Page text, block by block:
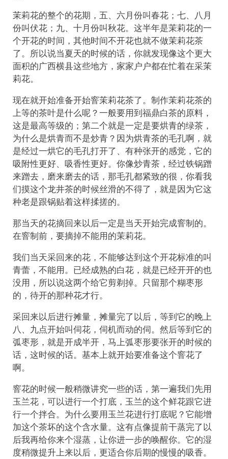
茉莉花的整个的花期，五、六月份叫春花；七、八月
份叫伏花；九、十月份叫秋花。这半年是茉莉花的一
个开花的时间，其他时间不开花也就不做茉莉花茶
了。所以说当夏天的时候的话，你就发现像这个更大
面积的广西横县这些地方，家家户户都在忙着在采茉
莉花。
现在就开始准备开始窨茉莉花茶了。制作茉莉花茶的
上等的茶叶是什么呢？一般要用到福鼎白茶的原料，
这是最高等级的；第二个就是一定是要烘青的绿茶，
为什么是烘青而不是炒青？因为烘青茶的毛孔啊，就
是经过一烘它的毛孔打开了、有种张开的感觉，它的
吸附性更好、吸香性更好。你像炒青茶，经过铁锅蹭
来蹭去，磨来磨去的话，那毛孔都紧致的很，你看我
们摸这个龙井茶的时候丝滑的不得了，就是因为它这
种老是跟锅贴着这样揉搓的。
那当天的花摘回来以后一定是当天开始完成窨制的。
在窨制前，要摘掉不能用的茉莉花。
我们当天采回来的花，不能够达到这个开花标准的叫
青蕾，不能用。已经成熟的白花，就是已经开开的也
没用，所以说这两个给它剪剃掉。只留那个糊枣形
的，待开的那种花才行。
采回来以后进行摊量，摊量完了以后，等到它的晚上
八、九点开始叫伺花，伺机而动的伺。然后等到它的
弧枣形，就是开成半开，马上弧枣形要张开的时候的
话，这时候的话。基本上就开始要准备这个窨花了
啊。
窨花的时候一般稍微讲究一些的话，第一遍我们先用
玉兰花，可以进行一个打底，玉兰的这个鲜花跟它进
行一个拌合。为什么要用玉兰花进行打底呢？它能增
加这个茶坏的这个含水量。这有点像提前干蒸完了以
后我再给你来个湿蒸，让你进一步的唤醒你。它的湿
度稍微提升上来以后，更适合你后期的慢慢的吸香。